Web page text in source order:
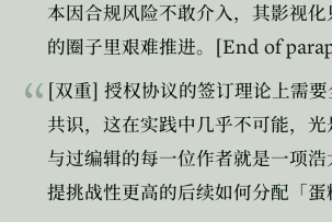
本因合规风险不敢介入，其影视
的圈子里艰难推进。 [End of
[双重]授权协议的签订理论上需
共识，这在实践中几乎不可能，
与过编辑的每一位作者就是一项
提挑战性更高的后续如何分配「蛋